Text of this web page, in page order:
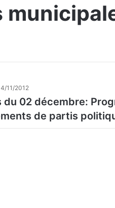
11/2012
du 02 décembre:
de partis